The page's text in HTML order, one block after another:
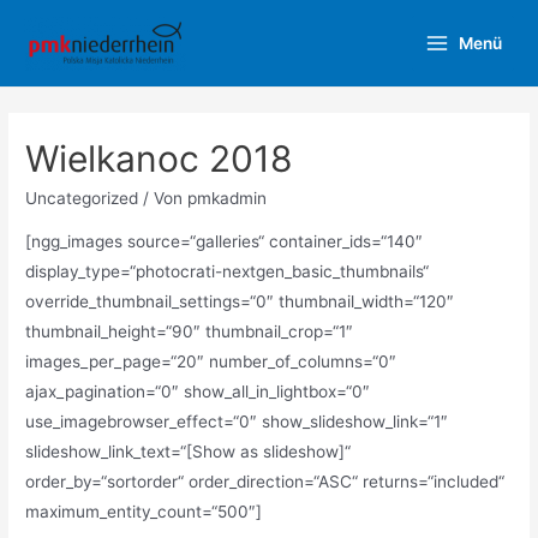
Inhalt
Menü
Wielkanoc 2018
Uncategorized / Von pmkadmin
[ngg_images source=“galleries“ container_ids=“140″
display_type=“photocrati-nextgen_basic_thumbnails“
override_thumbnail_settings=“0″ thumbnail_width=“120″
thumbnail_height=“90″ thumbnail_crop=“1″
images_per_page=“20″ number_of_columns=“0″
ajax_pagination=“0″ show_all_in_lightbox=“0″
use_imagebrowser_effect=“0″ show_slideshow_link=“1″
slideshow_link_text=“[Show as slideshow]“
order_by=“sortorder“ order_direction=“ASC“ returns=“included“
maximum_entity_count=“500″]